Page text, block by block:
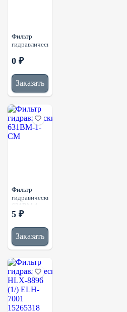
Фильтр
гидравлический
0 ₽
Заказать
Фильтр
гидравический
631BM-1-
CM
5 ₽
Заказать